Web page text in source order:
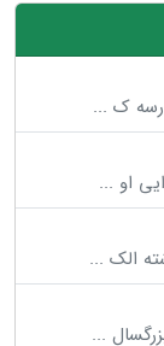
ک ...
او ...
الک ...
...